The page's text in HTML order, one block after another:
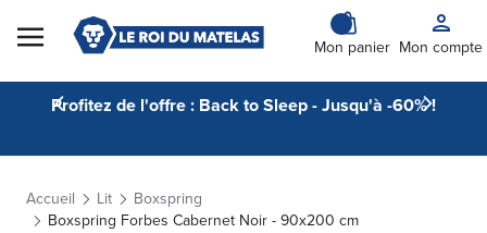
Skip to Content
Mon panier Mon compte
Profitez de l'offre : Back to Sleep - Jusqu'à -60% !
Accueil Lit
Boxspring
Boxspring Forbes Cabernet Noir - 90x200 cm